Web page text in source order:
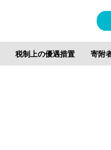
税制上の優遇措置 寄附